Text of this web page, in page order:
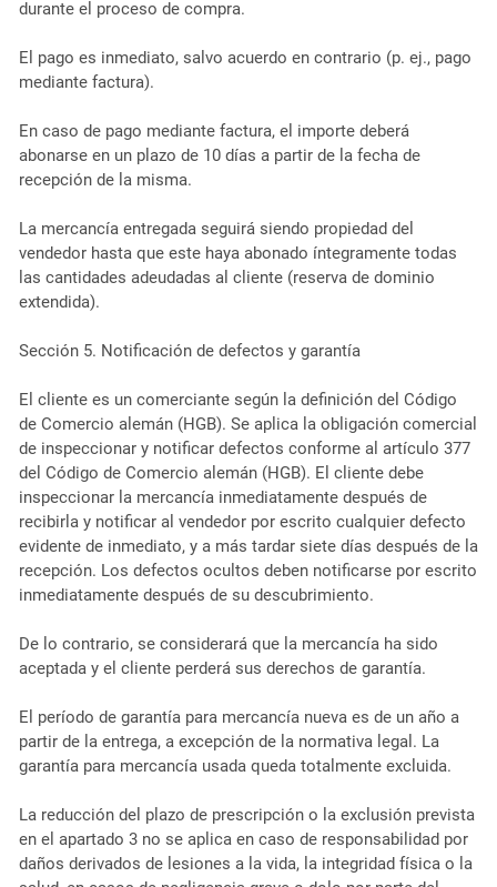
durante el proceso de compra.
El pago es inmediato, salvo acuerdo en contrario (p. ej., pago
mediante factura).
En caso de pago mediante factura, el importe deberá
abonarse en un plazo de 10 días a partir de la fecha de
recepción de la misma.
La mercancía entregada seguirá siendo propiedad del
vendedor hasta que este haya abonado íntegramente todas
las cantidades adeudadas al cliente (reserva de dominio
extendida).
Sección 5. Notificación de defectos y garantía
El cliente es un comerciante según la definición del Código
de Comercio alemán (HGB). Se aplica la obligación comercial
de inspeccionar y notificar defectos conforme al artículo 377
del Código de Comercio alemán (HGB). El cliente debe
inspeccionar la mercancía inmediatamente después de
recibirla y notificar al vendedor por escrito cualquier defecto
evidente de inmediato, y a más tardar siete días después de la
recepción. Los defectos ocultos deben notificarse por escrito
inmediatamente después de su descubrimiento.
De lo contrario, se considerará que la mercancía ha sido
aceptada y el cliente perderá sus derechos de garantía.
El período de garantía para mercancía nueva es de un año a
partir de la entrega, a excepción de la normativa legal. La
garantía para mercancía usada queda totalmente excluida.
La reducción del plazo de prescripción o la exclusión prevista
en el apartado 3 no se aplica en caso de responsabilidad por
daños derivados de lesiones a la vida, la integridad física o la